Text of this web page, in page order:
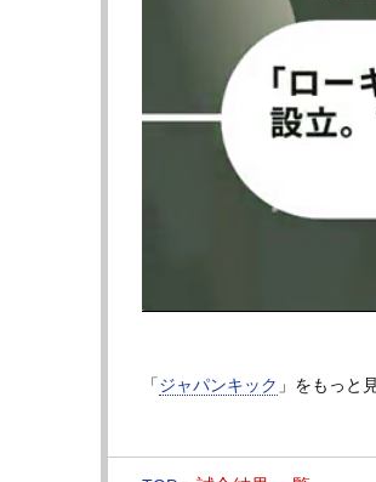
瀧澤（左）が攻め込みKO勝利！
▼トリプルメインイベ
ビクトリー）
なった。
トーンの前脚に攻撃をま
「ジャパンキック 」をもっと